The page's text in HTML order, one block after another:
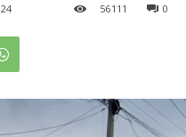
0
56111